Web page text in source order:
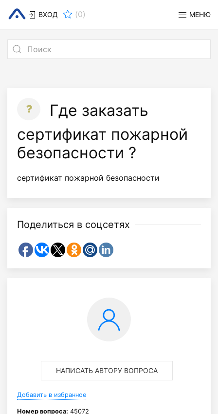
ВХОД (0) МЕНЮ
Где заказать
сертификат пожарной
безопасности ?
сертификат пожарной безопасности
Поделиться в соцсетях
НАПИСАТЬ АВТОРУ ВОПРОСА
Добавить в избранное
Номер вопроса: 45072